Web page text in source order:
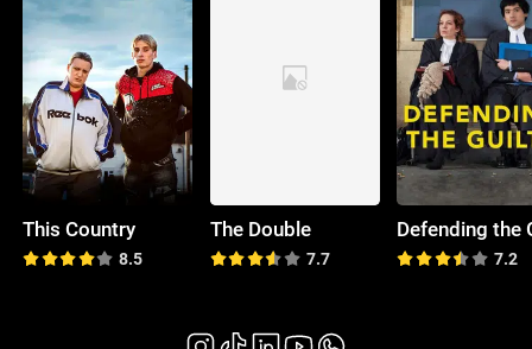
This Country
8.5
The Double
7.7 7.2